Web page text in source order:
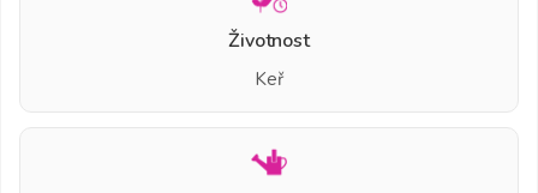
Životnost
Keř